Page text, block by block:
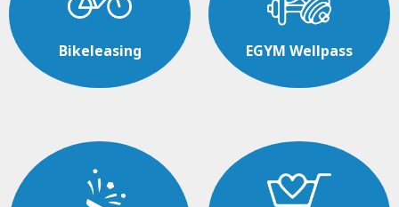
Bikeleasing EGYM Wellpass